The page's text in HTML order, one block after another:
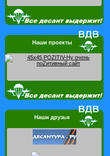
Наши проекты
Наши друзья